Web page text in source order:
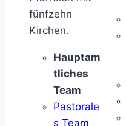
fünfzehn
Kirchen.
Hauptam
tliches
Team
Pastorale
s Team